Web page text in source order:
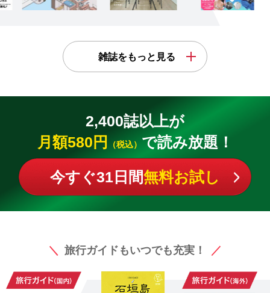
雑誌をもっと見る
2,400誌以上が
月額580円
（税込） で読み放題！
今すぐ31日間無料お試し
旅行ガイドもいつでも充実！